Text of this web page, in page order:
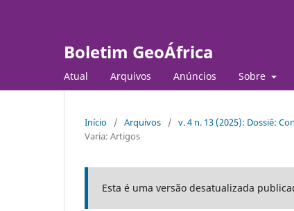
Boletim GeoÁfrica
Atual Arquivos Anúncios Sobre
Início / Arquivos / v. 4 n. 13 (2025): Dossiê:
Varia: Artigos
Esta é uma versão desatualizada